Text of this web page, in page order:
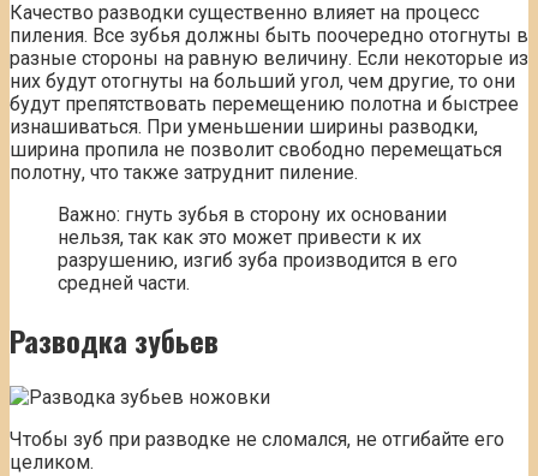
Качество разводки существенно влияет на процесс
пиления. Все зубья должны быть поочередно отогнуты в
разные стороны на равную величину. Если некоторые из
них будут отогнуты на больший угол, чем другие, то они
будут препятствовать перемещению полотна и быстрее
изнашиваться. При уменьшении ширины разводки,
ширина пропила не позволит свободно перемещаться
полотну, что также затруднит пиление.
Важно: гнуть зубья в сторону их основании
нельзя, так как это может привести к их
разрушению, изгиб зуба производится в его
средней части.
Разводка зубьев
Чтобы зуб при разводке не сломался, не отгибайте его
целиком.